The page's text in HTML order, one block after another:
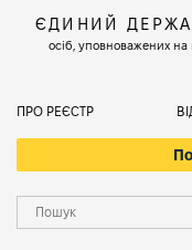
ЄДИНИЙ
осіб, уповноважених
ПРО РЕЄСТР